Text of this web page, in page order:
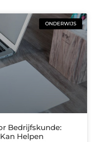
ONDERWIJS
Bedrijfskunde:
Helpen